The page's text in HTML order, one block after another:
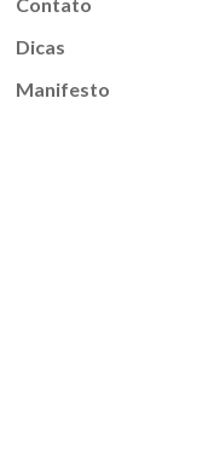
Dicas
Manifesto